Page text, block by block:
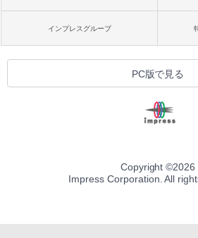
インプレスグループ
PC版で見る
Copyright ©2026
Impress Corporation. All